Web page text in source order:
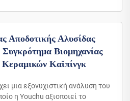
Αποδοτικής Αλυσίδας
Βιομηχανίας
Κεραμικών Καϊπίνγκ
μια εξονυχιστική ανάλυση του
η Youchu αξιοποιεί το